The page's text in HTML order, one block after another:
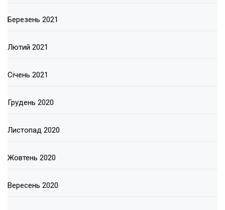
Березень 2021
Лютий 2021
Січень 2021
Грудень 2020
Листопад 2020
Жовтень 2020
Вересень 2020